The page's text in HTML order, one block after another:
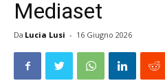
Mediaset
Da Lucia Lusi - 16 Giugno 2026